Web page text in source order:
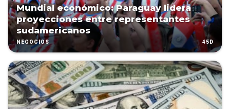
Mundial económico: Paraguay lidera
proyecciones entre representantes
sudamericanos
NEGOCIOS 45D